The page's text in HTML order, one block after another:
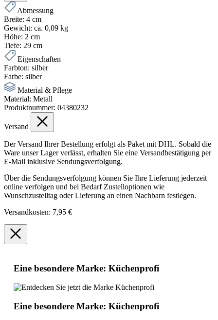
Abmessung
Breite: 4 cm
Gewicht: ca. 0,09 kg
Höhe: 2 cm
Tiefe: 29 cm
Eigenschaften
Farbton: silber
Farbe: silber
Material & Pflege
Material: Metall
Produktnummer: 04380232
Versand
Der Versand Ihrer Bestellung erfolgt als Paket mit DHL. Sobald die
Ware unser Lager verlässt, erhalten Sie eine Versandbestätigung per
E-Mail inklusive Sendungsverfolgung.
Über die Sendungsverfolgung können Sie Ihre Lieferung jederzeit
online verfolgen und bei Bedarf Zustelloptionen wie
Wunschzustelltag oder Lieferung an einen Nachbarn festlegen.
Versandkosten: 7,95 €
Eine besondere Marke: Küchenprofi
Eine besondere Marke: Küchenprofi